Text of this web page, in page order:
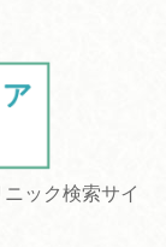
ック検索サイ